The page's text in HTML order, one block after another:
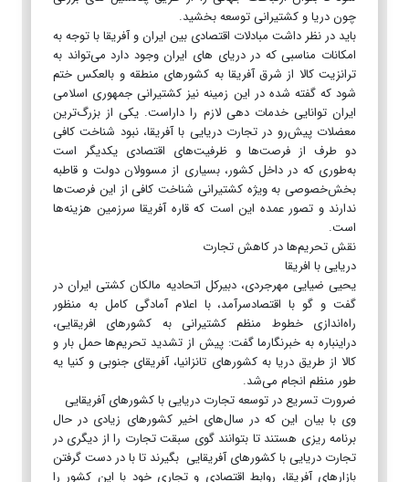
چون دریا و کشتیرانی توسعه بخشید.
باید در نظر داشت مبادلات اقتصادی بین ایران و آفریقا با توجه به
امکانات مناسبی که در دریای های ایران وجود دارد می‌تواند به
ترانزیت کالا از شرق آفریقا به کشور‌های منطقه و بالعکس ختم
شود که گفته شده در این زمینه نیز کشتیرانی جمهوری اسلامی
ایران توانایی خدمات دهی لازم را داراست. یکی از بزرگ‌ترین
معضلات پیش‌رو در تجارت دریایی با آفریقا، نبود شناخت کافی
دو طرف از فرصت‌ها و ظرفیت‌های اقتصادی یکدیگر است
به‌طوری که در داخل کشور، بسیاری از مسوولان دولت و قاطبه
‌بخش‌خصوصی به ویژه کشتیرانی شناخت کافی از این فرصت‌ها
ندارند و تصور عمده این است که قاره آفریقا سرزمین هزینه‌ها
است.
نقش تحریم‌ها در کاهش تجارت
دریایی با افریقا
یحیی ضیایی‌‌ مهرجردی، دبیرکل اتحادیه مالکان کشتی ایران در
گفت و گو با اقتصادسرآمد، با اعلام آمادگی کامل به منظور
راه‌اندازی خطوط منظم کشتیرانی به کشورهای افریقایی،
دراینباره به خبرنگارما گفت: پیش از تشدید تحریم‌ها حمل بار و
کالا از طریق دریا به کشورهای تانزانیا، آفریقای جنوبی و کنیا یه
طور منظم انجام می‌شد.
ضرورت تسریع در توسعه تجارت دریایی با کشورهای آفریقایی
وی با بیان این که در سال‌های اخیر کشورهای زیادی در حال
برنامه ریزی هستند تا بتوانند گوی سبقت تجارت را از دیگری در
تجارت دریایی با کشورهای آفریقایی بگیرند تا با در دست گرفتن
بازارهای آفریقا، روابط اقتصادی و تجاری خود با این کشور را